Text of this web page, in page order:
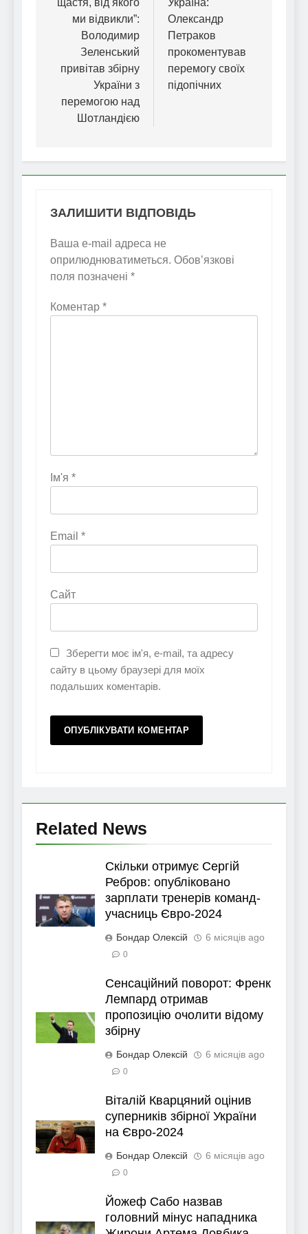
щастя, від якого
ми відвикли”:
Володимир
Зеленський
привітав збірну
України з
перемогою над
Шотландією
Україна:
Олександр
Петраков
прокоментував
перемогу своїх
підопічних
ЗАЛИШИТИ ВІДПОВІДЬ
Ваша e-mail адреса не
оприлюднюватиметься. Обов’язкові
поля позначені *
Коментар *
Ім'я *
Email *
Сайт
Зберегти моє ім'я, e-mail, та адресу
сайту в цьому браузері для моїх
подальших коментарів.
Related News
Скільки отримує Сергій
Ребров: опубліковано
зарплати тренерів команд-
учасниць Євро-2024
Бондар Олексій 6 місяців ago
0
Сенсаційний поворот: Френк
Лемпард отримав
пропозицію очолити відому
збірну
Бондар Олексій 6 місяців ago
0
Віталій Кварцяний оцінив
суперників збірної України
на Євро-2024
Бондар Олексій 6 місяців ago
0
Йожеф Сабо назвав
головний мінус нападника